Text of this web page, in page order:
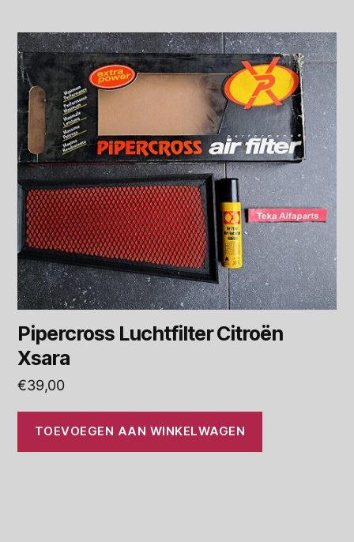
Pipercross Luchtfilter Citroën
Xsara
€39,00
TOEVOEGEN AAN WINKELWAGEN